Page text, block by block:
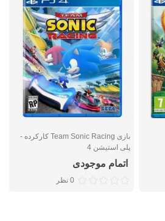
بازی Team Sonic Racing کارکرده -
پلی استیشن 4
اتمام موجودی
0 نظر